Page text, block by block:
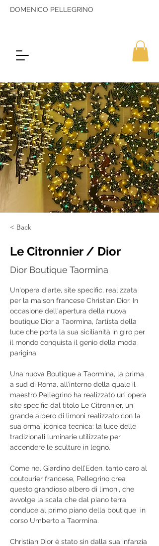
DOMENICO PELLEGRINO
< Back
Le Citronnier / Dior
Dior Boutique Taormina
Un'opera d'arte, site specific, realizzata
per la maison francese Christian Dior. In
occasione dell'apertura della nuova
boutique Dior a Taormina, l’artista della
luce che porta la sua sicilianità in giro per
il mondo conquista il genio della moda
parigina.
Una nuova Boutique a Taormina, la prima
a sud di Roma, all’interno della quale il
maestro Pellegrino ha realizzato un’ opera
site specific dal titolo Le Citronnier, un
grande albero di limoni realizzato con la
sua ormai iconica tecnica: la luce delle
tradizionali luminarie utilizzate per
accendere le sculture in legno.
Come nel Giardino dell’Eden, tanto caro al
coutourier francese, Pellegrino crea
questo grandioso albero di limoni, che
avvolge la scala che dal piano terra
conduce al primo piano della boutique  in
corso Umberto a Taormina.
Christian Dior è stato sin dalla sua infanzia